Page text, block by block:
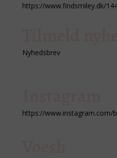
https://www.findsmiley.dk/
Nyhedsbrev
https://www.instagram.com/